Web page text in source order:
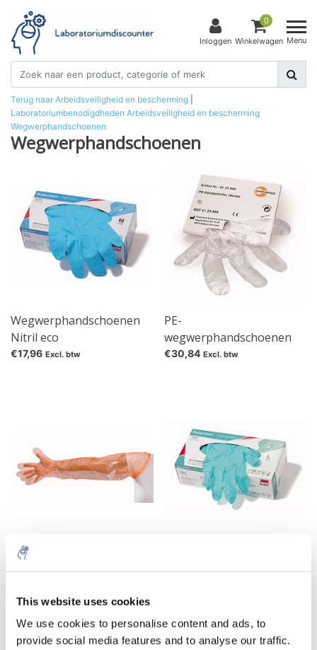
This website uses cookies
We use cookies to personalise content and ads, to
provide social media features and to analyse our traffic.
Inloggen
0
Winkelwagen Menu
Terug naar Arbeidsveiligheid en bescherming
Laboratoriumbenodigdheden Arbeidsveiligheid en bescherming
Wegwerphandschoenen
Wegwerphandschoenen
Wegwerphandschoenen
Nitril eco
€17,96 Excl. btw
PE-
wegwerphandschoenen
€30,84 Excl. btw
Foliehandschoenen
Softline, extra lang
Nitril green